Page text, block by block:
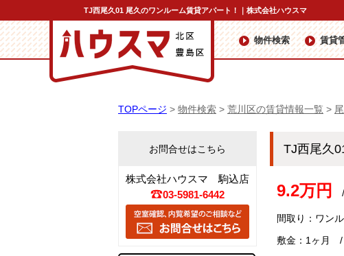
TJ西尾久01 尾久のワンルーム賃貸アパート！｜株式会社ハウスマ
物件検索 賃貸
TOPページ > 物件検索 > 荒川区の賃貸情報一覧 >
TJ西尾久
9.2万円 /
間取り：ワン
敷金：1ヶ月 /
お問合せはこちら
株式会社ハウスマ 駒込店
03-5981-6442